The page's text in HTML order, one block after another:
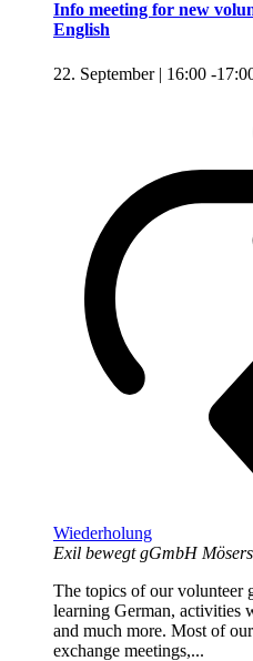
Info meeting for new
English
22. September | 16:00 -
Wiederholung
Exil bewegt gGmbH
The topics of our volunteer
learning German, activities
and much more. Most of
exchange meetings,...